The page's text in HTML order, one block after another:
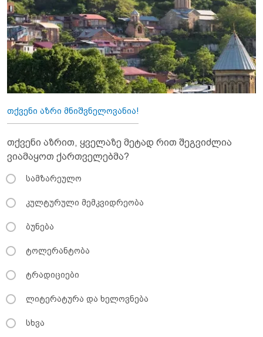
თქვენი აზრი მნიშვნელოვანია!
თქვენი აზრით, ყველაზე მეტად რით შეგვიძლია
ვიამაყოთ ქართველებმა?
სამზარეულო
კულტურული მემკვიდრეობა
ბუნება
ტოლერანტობა
ტრადიციები
ლიტერატურა და ხელოვნება
სხვა